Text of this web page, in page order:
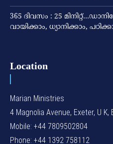
365 ദിവസം : 25
വായിക്കാം, ധ്യാനിക്കാം,
Location
Marian Ministries
4 Magnolia Avenue, Exeter, U K,
Mobile: +44 7809502804
Phone: +44 1392 758112